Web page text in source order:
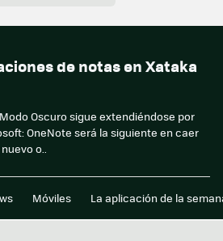
de notas en Xataka
Oscuro sigue extendiéndose por
OneNote será la siguiente en caer
o..
Móviles La aplicación de la